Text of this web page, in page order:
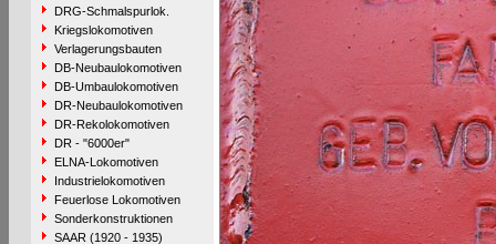
DRG-Schmalspurlok.
Kriegslokomotiven
Verlagerungsbauten
DB-Neubaulokomotiven
DB-Umbaulokomotiven
DR-Neubaulokomotiven
DR-Rekolokomotiven
DR - "6000er"
ELNA-Lokomotiven
Industrielokomotiven
Feuerlose Lokomotiven
Sonderkonstruktionen
SAAR (1920 - 1935)